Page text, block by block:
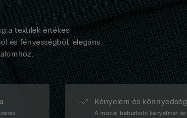
a textilek értékes
és fényességből, elegáns
Kényelem és könnyedség
A modal beburkoló kényelmet és